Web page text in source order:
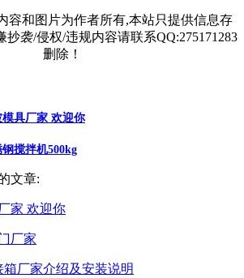
容和图片为作者所有,本站只提供信息存
袭/侵权/违规内容请联系QQ:275171283
删除！
模具厂家 欢迎你
搅拌机500kg
文章:
家 欢迎你
厂家
箱厂家介绍及安装说明